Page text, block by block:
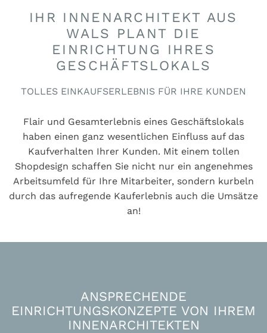
IHR INNENARCHITEKT AUS
WALS PLANT DIE
EINRICHTUNG IHRES
GESCHÄFTSLOKALS
TOLLES EINKAUFSERLEBNIS FÜR IHRE KUNDEN
Flair und Gesamterlebnis eines Geschäftslokals
haben einen ganz wesentlichen Einfluss auf das
Kaufverhalten Ihrer Kunden. Mit einem tollen
Shopdesign schaffen Sie nicht nur ein angenehmes
Arbeitsumfeld für Ihre Mitarbeiter, sondern kurbeln
durch das aufregende Kauferlebnis auch die Umsätze
an!
ANSPRECHENDE
EINRICHTUNGSKONZEPTE VON IHREM
INNENARCHITEKTEN